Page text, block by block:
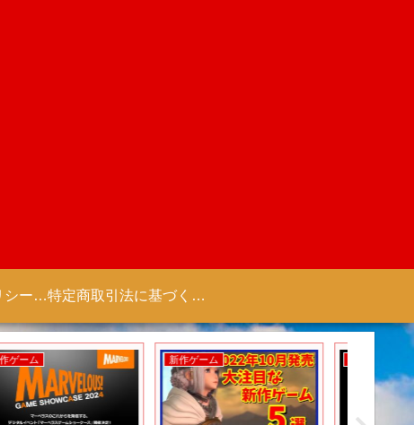
プライバシーポリシー 【Colorful Creation】 特定商取引法に基づく表記（商取引に関する開示）
新作アニメ 新作アニメ